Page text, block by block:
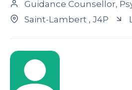
Guidance Counsellor,
Saint-Lambert , J4P